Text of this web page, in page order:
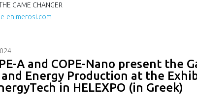
GAME CHANGER
enimerosi.com
A and COPE-Nano present the
Energy Production at the
in HELEXPO (in Greek)